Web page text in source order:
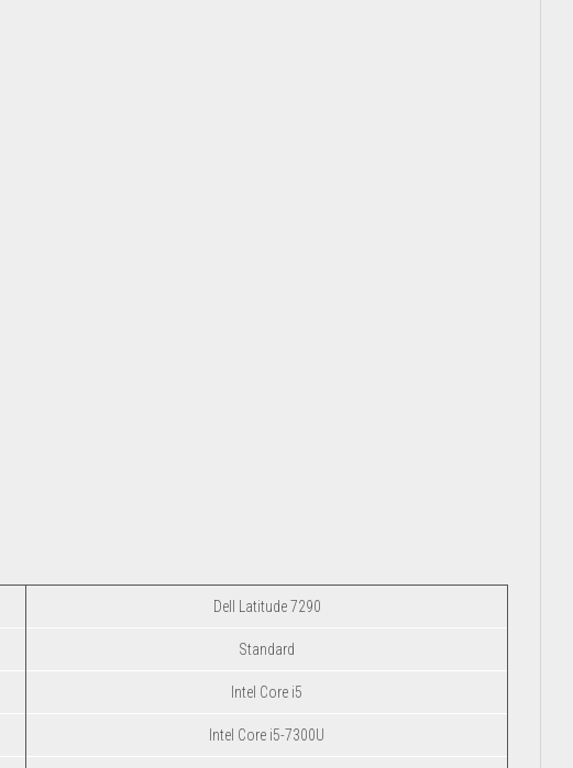
Dell Latitude 7290
Standard
Intel Core i5
Intel Core i5-7300U